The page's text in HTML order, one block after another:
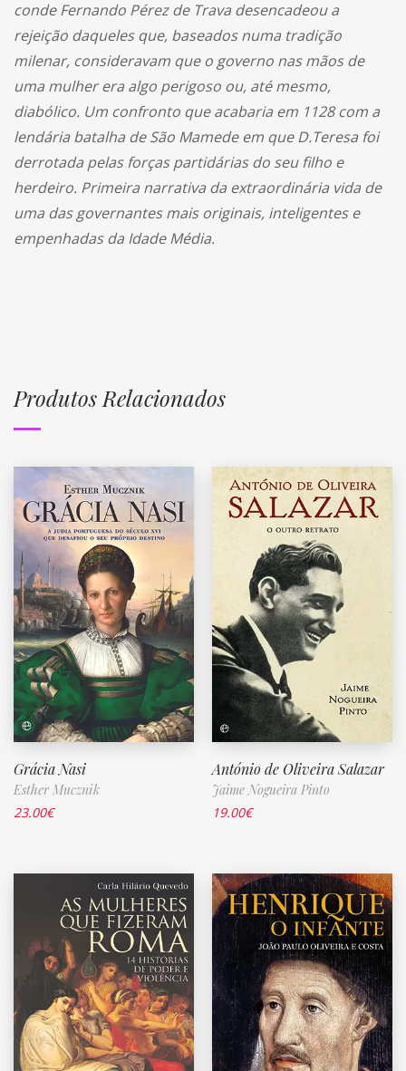
conde Fernando Pérez de Trava desencadeou a
rejeição daqueles que, baseados numa tradição
milenar, consideravam que o governo nas mãos de
uma mulher era algo perigoso ou, até mesmo,
diabólico. Um confronto que acabaria em 1128 com a
lendária batalha de São Mamede em que D.Teresa foi
derrotada pelas forças partidárias do seu filho e
herdeiro. Primeira narrativa da extraordinária vida de
uma das governantes mais originais, inteligentes e
empenhadas da Idade Média.
Produtos Relacionados
Grácia Nasi
Esther Mucznik
23.00€
António de Oliveira Salazar
Jaime Nogueira Pinto
19.00€